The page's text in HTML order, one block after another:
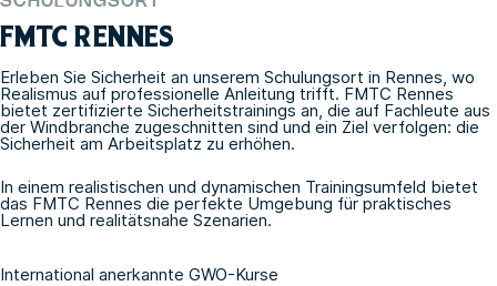
FMTC RENNES
Erleben Sie Sicherheit an unserem Schulungsort in Rennes, wo
Realismus auf professionelle Anleitung trifft. FMTC Rennes
bietet zertifizierte Sicherheitstrainings an, die auf Fachleute aus
der Windbranche zugeschnitten sind und ein Ziel verfolgen: die
Sicherheit am Arbeitsplatz zu erhöhen.
In einem realistischen und dynamischen Trainingsumfeld bietet
das FMTC Rennes die perfekte Umgebung für praktisches
Lernen und realitätsnahe Szenarien.
International anerkannte GWO-Kurse